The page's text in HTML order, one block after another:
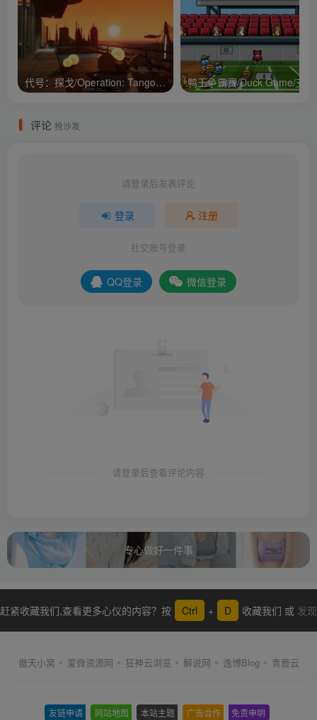
代号：探戈/Operation: Tango/支持网络联机
评论 抢沙发
请登录后发表评论
登录 注册
社交账号登录
QQ登录 微信登录
请登录后查看评论内容
专心做好一件事
赶紧收藏我们,查看更多心仪的内容？按 Ctrl + D 收藏我们 或 发现
傲天小窝 爱微资源网 狂神云浏览 解说网 逸博Blog 青鹿云
友链申请 网站地图 本站主题 广告合作 免责申明